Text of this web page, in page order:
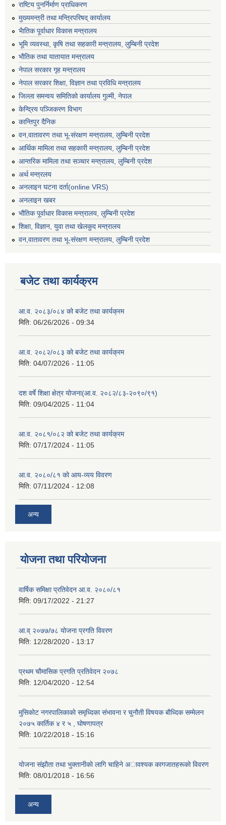
राष्टिय पुनर्निर्माण प्राधिकरण
मुख्यमन्त्री तथा मन्त्रिपरिषद् कार्यालय
भैातिक पूर्वाधार विकास मन्त्रालय
भूमि व्यवस्था, कृषि तथा सहकारी मन्त्रालय, लु्म्बिनी प्रदेश
भाैतिक तथा यातायात मन्त्रालय
नेपाल सरकार गृह मन्त्रालय
नेपाल सरकार शिक्षा, विज्ञान तथा प्रविधि मन्त्रालय
जिल्ला समन्वय समितिको कार्यालय गुल्मी, नेपाल
केन्द्रिय पञ्जिकरण विभाग
कान्तिपुर दैनिक
वन,वातावरण तथा भू-संरक्षण मन्त्रालय, लुम्बिनी प्रदेश
आर्थिक मामिला तथा सहकारी मन्त्रालय, लुम्बिनी प्रदेश
आन्तरिक मामिला तथा सञ्चार मन्त्रालय, लुम्बिनी प्रदेश
अर्थ मन्त्रलय
अनलाइन घटना दर्ता(online VRS)
अनलाइन खबर
भौतिक पूर्वाधार विकास मन्त्रालय, लुम्बिनी प्रदेश
शिक्षा, विज्ञान, युवा तथा खेलकुद मन्‍‍त्रालय
वन,वातावरण तथा भू-संरक्षण मन्त्रालय, लुम्बिनी प्रदेश
बजेट तथा कार्यक्रम
आ.व. २०८३/०८४ को बजेट तथा कार्यक्रम
मिति: 06/26/2026 - 09:34
आ.व. २०८२/०८३ को बजेट तथा कार्यक्रम
मिति: 04/07/2026 - 11:05
दश वर्षे शिक्षा क्षेत्र योजना(आ.व. २०८२/८३-२०९०/९१)
मिति: 09/04/2025 - 11:04
आ.व. २०८१/०८२ को बजेट तथा कार्यक्रम
मिति: 07/17/2024 - 11:05
आ.व. २०८०/८१ को आय-व्यय विवरण
मिति: 07/11/2024 - 12:08
अन्य
योजना तथा परियोजना
वार्षिक समिक्षा प्रतिवेदन आ.व. २०८०/८१
मिति: 09/17/2022 - 21:27
आ.व् २०७७/७८ योजना प्रगति विवरण
मिति: 12/28/2020 - 13:17
प्रथम चाैमासिक प्रगति प्रतिवेदन २०७८
मिति: 12/04/2020 - 12:54
मुसिकाेट नगरपालिकाकाे समृध्दिका संभावना र चुनाैती विषयक बाैध्दिक सम्मेलन
२०७५ कार्तिक ४ र ५ , घाेषणापत्र
मिति: 10/22/2018 - 15:16
याेजना संझाैता तथा भुक्तानीकाे लागि चाहिने अावश्यक कागजातहरूकाे विवरण
मिति: 08/01/2018 - 16:56
अन्य